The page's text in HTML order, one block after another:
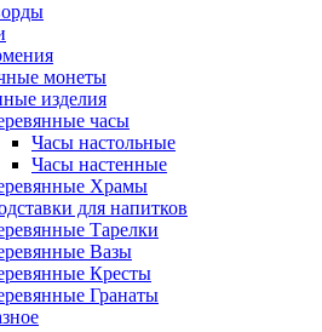
монеты
изделия
часы
Часы настольные
Часы настенные
Храмы
для напитков
Тарелки
Вазы
Кресты
Гранаты